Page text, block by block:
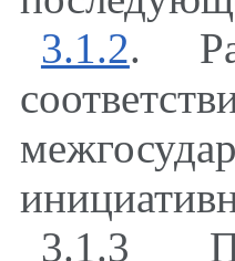
3.1.2.
3.1.3